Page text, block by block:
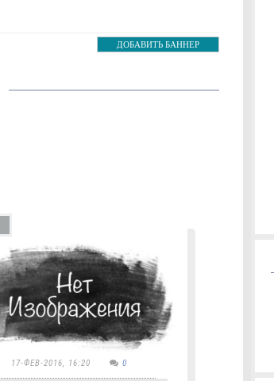
ДОБАВИТЬ БАННЕР
17-ФЕВ-2016, 16:20 0